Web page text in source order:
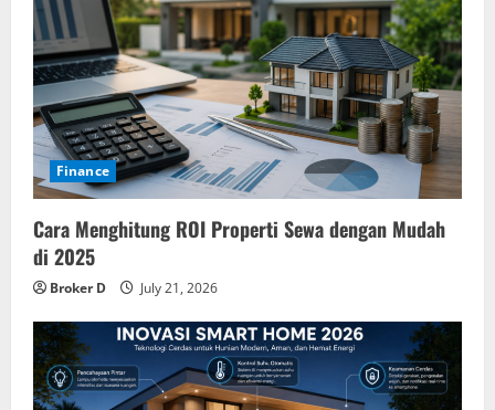
Finance
Cara Menghitung ROI Properti Sewa dengan Mudah
di 2025
Broker D July 21, 2026